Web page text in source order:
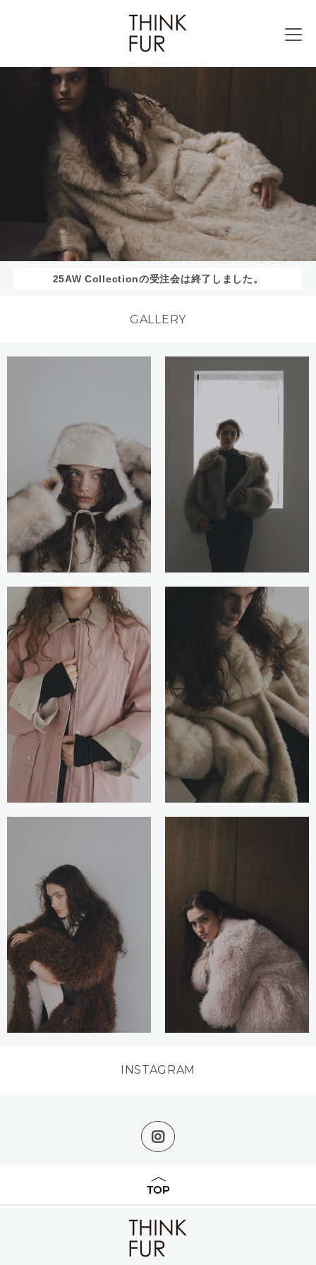
25AW Collectionの受注会は終了しました。
GALLERY
INSTAGRAM